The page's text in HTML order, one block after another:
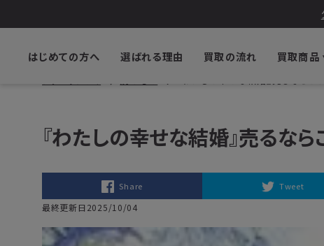
はじめての方へ 選ばれる理由 買取の流れ 買取商品
『わたしの幸せな結婚』売るな
Share Tweet
最終更新日2025/10/04